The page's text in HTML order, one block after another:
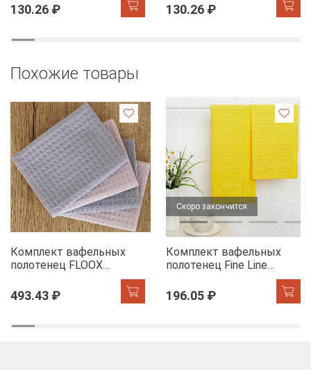
130.26 ₽ 130.26 ₽
Похожие товары
Комплект вафельных
полотенец FLOOX
голубой/сирень
493.43 ₽
Скоро закончится
Комплект вафельных
полотенец Fine Line
хангере
196.05 ₽